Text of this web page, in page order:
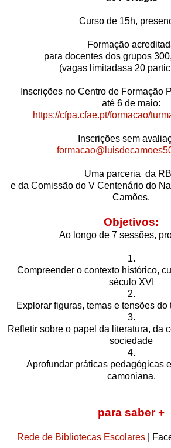
Curso de 15h,
Formação
para docentes dos grupos
(vagas limitadasa 20
Inscrições no Centro de Formação
até 6 de maio:
https://cfpa.cfae.pt/formacao/
Inscrições sem
Uma parceria da
e da Comissão do V Centenário do
Camões.
Objetivos:
Ao longo de 7 sessões,
1.
Compreender o contexto histórico,
século XVI
2.
Explorar figuras, temas e tensões
3.
Refletir sobre o papel da literatura, da
sociedade
4.
Aprofundar práticas pedagógicas
camoniana.
para saber +
Rede de Bibliotecas Escolares |